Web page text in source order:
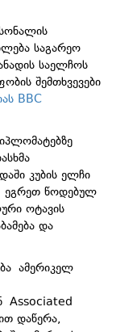
საგარეო
საელჩოს
შემთხვევები
BBC
კუბის ელჩი
ეგრეთ წოდებულ
ოტავის
და
ამერიკელ
Associated
დაწერა,